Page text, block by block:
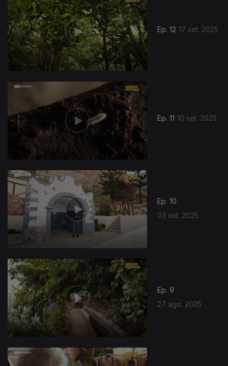
Ep. 12 17 set. 2025
Ep. 11 10 set. 2025
Ep. 10
03 set. 2025
Ep. 9
27 ago. 2025